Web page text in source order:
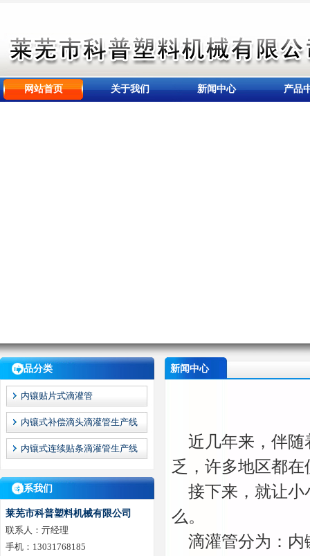
网站首页 关于我们 新闻中心 产品
产品分类
内镶贴片式滴灌管
内镶式补偿滴头滴灌管生产线
内镶式连续贴条滴灌管生产线
联系我们
莱芜市科普塑料机械有限公司
联系人：亓经理
手机：13031768185
新闻中心
近几年来，伴随
乏，许多地区都
接下来，就让小
么。
滴灌管分为：内